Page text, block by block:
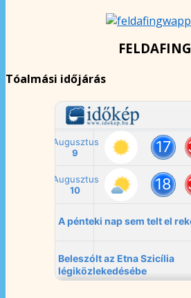
FELDAFING
Tóalmási időjárás